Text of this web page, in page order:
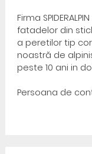
Firma
fatadelor din
a peretilor tip
noastră de
peste 10 ani in
Persoana de